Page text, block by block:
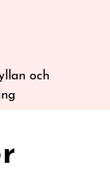
och